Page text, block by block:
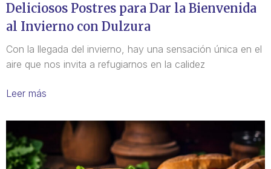
Deliciosos Postres para Dar la Bienvenida
al Invierno con Dulzura
Con la llegada del invierno, hay una sensación única en el
aire que nos invita a refugiarnos en la calidez
Leer más